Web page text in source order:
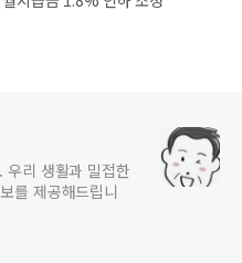
우리 생활과 밀접한
를 제공해드립니